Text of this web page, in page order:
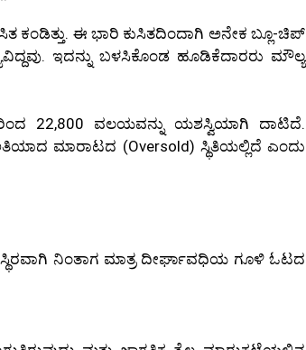
ಕಂಡಿತ್ತು. ಈ ಭಾರಿ ಕುಸಿತದಿಂದಾಗಿ ಅನೇಕ ಬ್ಲೂ-ಚಿಪ್
ಇದನ್ನು ಬಳಸಿಕೊಂಡ ಹೂಡಿಕೆದಾರರು ಮೌಲ್ಯ
22,800 ವಲಯವನ್ನು ಯಶಸ್ವಿಯಾಗಿ ದಾಟಿದೆ.
ಮಾರಾಟದ (Oversold) ಸ್ಥಿತಿಯಲ್ಲಿದೆ ಎಂದು
ಸ್ಥಿರವಾಗಿ ನಿಂತಾಗ ಮಾತ್ರ ದೀರ್ಘಾವಧಿಯ ಗೂಳಿ ಓಟದ